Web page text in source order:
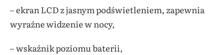
– ekran LCD z jasnym podświetleniem, zapewnia
wyraźne widzenie w nocy,
– wskaźnik poziomu baterii,